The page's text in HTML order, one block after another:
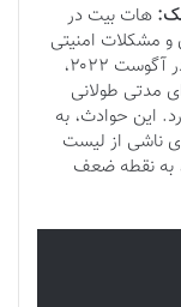
هات بیت در
و مشکلات امنیتی
مواجه شد. در یکی از مهم ترین موارد، در آگوست ۲۰۲۲،
مدتی طولانی
این حوادث، به
ناشی از لیست
به نقطه ضعف